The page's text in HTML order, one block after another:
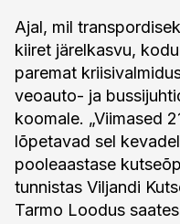
Ajal, mil
kiiret järelkasvu,
paremat
veoauto- ja
koomale. „Viimased
lõpetavad sel
pooleaastase
tunnistas Viljandi
Tarmo Loodus